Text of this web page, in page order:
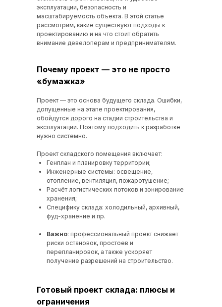
эксплуатации, безопасность и
масштабируемость объекта. В этой статье
рассмотрим, какие существуют подходы к
проектированию и на что стоит обратить
внимание девелоперам и предпринимателям.
Почему проект — это не просто
«бумажка»
Проект — это основа будущего склада. Ошибки,
допущенные на этапе проектирования,
обойдутся дорого на стадии строительства и
эксплуатации. Поэтому подходить к разработке
нужно системно.
Проект складского помещения включает:
Генплан и планировку территории;
Инженерные системы: освещение,
отопление, вентиляция, пожаротушение;
Расчёт логистических потоков и зонирование
хранения;
Специфику склада: холодильный, архивный,
фуд-хранение и пр.
Важно: профессиональный проект снижает
риски остановок, простоев и
перепланировок, а также ускоряет
получение разрешений на строительство.
Готовый проект склада: плюсы и
ограничения